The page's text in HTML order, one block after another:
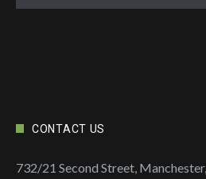
CONTACT US
732/21 Second Street, Manchester,